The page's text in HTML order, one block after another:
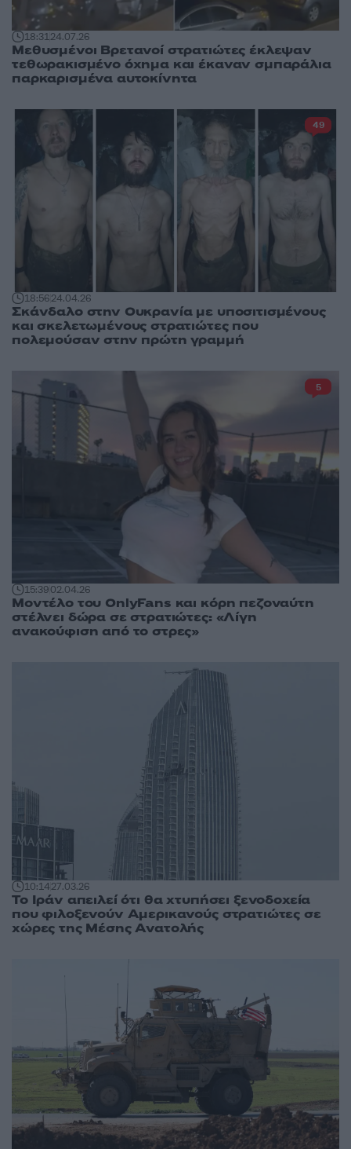
18:3124.07.26
Μεθυσμένοι Βρετανοί στρατιώτες έκλεψαν
τεθωρακισμένο όχημα και έκαναν σμπαράλια
παρκαρισμένα αυτοκίνητα
18:5624.04.26
Σκάνδαλο στην Ουκρανία με υποσιτισμένους
και σκελετωμένους στρατιώτες που
πολεμούσαν στην πρώτη γραμμή
49
15:3902.04.26
Μοντέλο του OnlyFans και κόρη πεζοναύτη
στέλνει δώρα σε στρατιώτες: «Λίγη
ανακούφιση από το στρες»
5
10:1427.03.26
Το Ιράν απειλεί ότι θα χτυπήσει ξενοδοχεία
που φιλοξενούν Αμερικανούς στρατιώτες σε
χώρες της Μέσης Ανατολής